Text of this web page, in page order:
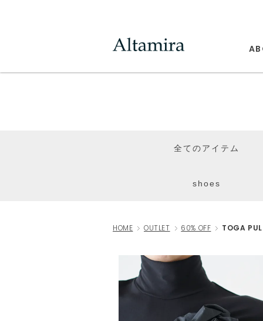
全てのアイテム
shoes
HOME OUTLET 60% OFF TOGA